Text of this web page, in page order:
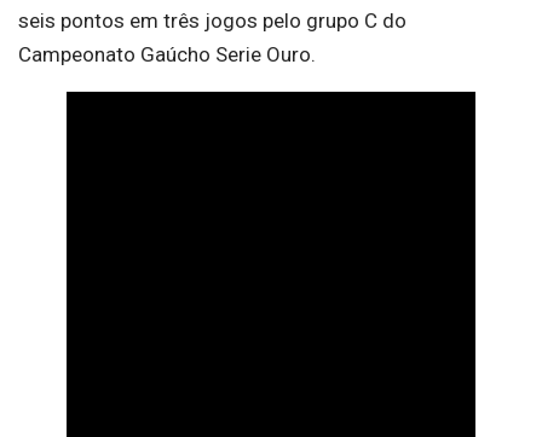
seis pontos em três jogos pelo grupo C do
Campeonato Gaúcho Serie Ouro.